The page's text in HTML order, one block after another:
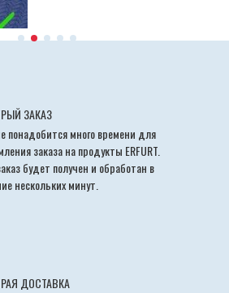
ЗАКАЗ
понадобится много времени для
заказа на продукты ERFURT.
будет получен и обработан в
нескольких минут.
ДОСТАВКА